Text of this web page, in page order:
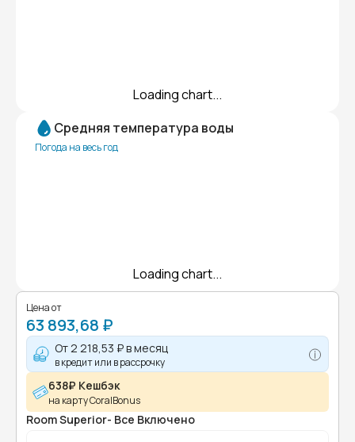
Loading chart...
Средняя температура воды
Погода на весь год
Loading chart...
Цена от
63 893,68 ₽
От2 218,53 ₽в месяц
в кредит или в рассрочку
638₽ Кешбэк
на карту CoralBonus
Room Superior- Все Включено